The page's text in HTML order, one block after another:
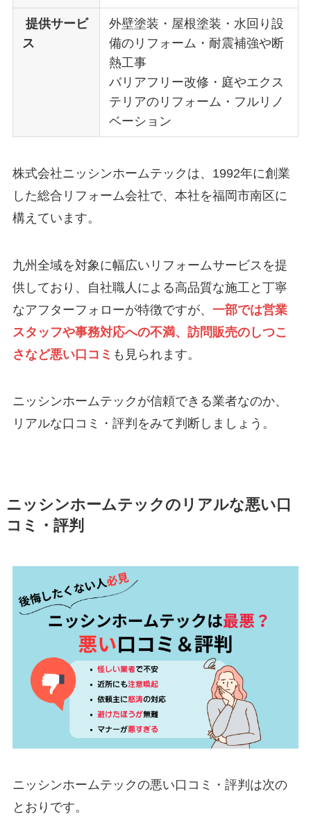
提供サービ
ス
外壁塗装・屋根塗装・水回り設
備のリフォーム・耐震補強や断
熱工事
バリアフリー改修・庭やエクス
テリアのリフォーム・フルリノ
ベーション
株式会社ニッシンホームテックは、1992年に創業
した総合リフォーム会社で、本社を福岡市南区に
構えています。
九州全域を対象に幅広いリフォームサービスを提
供しており、自社職人による高品質な施工と丁寧
なアフターフォローが特徴ですが、 一部では営業
スタッフや事務対応への不満、訪問販売のしつこ
さなど悪い口コミ も見られます。
ニッシンホームテックが信頼できる業者なのか、
リアルな口コミ・評判をみて判断しましょう。
ニッシンホームテックのリアルな悪い口
コミ・評判
ニッシンホームテックの悪い口コミ・評判は次の
とおりです。